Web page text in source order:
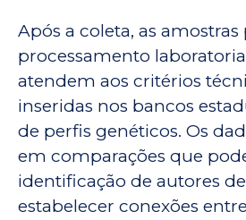
Após a coleta, as
processamento
atendem aos critérios
inseridas nos bancos
de perfis genéticos. Os
em comparações que
identificação de autores
estabelecer conexões